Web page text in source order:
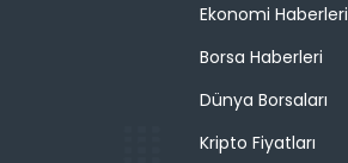
Ekonomi Haberleri
Borsa Haberleri
Dünya Borsaları
Kripto Fiyatları